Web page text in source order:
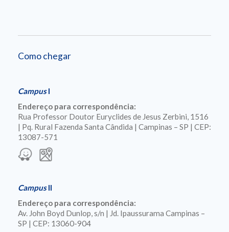
Como chegar
CampusI
Endereço para correspondência:
Rua Professor Doutor Euryclides de Jesus Zerbini, 1516
| Pq. Rural Fazenda Santa Cândida | Campinas – SP | CEP:
13087-571
CampusII
Endereço para correspondência:
Av. John Boyd Dunlop, s/n | Jd. Ipaussurama Campinas –
SP | CEP: 13060-904